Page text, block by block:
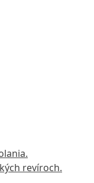
revíroch.